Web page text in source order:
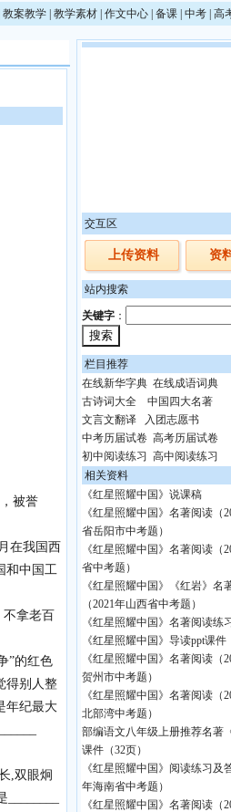
教案教学 教学素材 作文中心 备课 中考 高
被誉
在我国西
和中国工
不拿老百
”的红色
得别人整
年纪最大
,双眼炯
交互区
上传资料 资
站内搜索
关键字 ：
栏目推荐
在线新华字典 在线成语词典
古诗词大全
中国四大名著
文言文翻译
入团志愿书
中考历届试卷 高考历届试卷
初中阅读练习
高中阅读练习
相关资料
《红星照耀中国》说课稿
《红星照耀中国》名著阅读（
省岳阳市中考题）
《红星照耀中国》名著阅读（
省中考题）
《红星照耀中国》《红岩》名
（2021年山西省中考题）
《红星照耀中国》名著阅读练
《红星照耀中国》导读ppt课件
《红星照耀中国》名著阅读（
贺州市中考题）
《红星照耀中国》名著阅读（
北部湾中考题）
部编语文八年级上册推荐名著
课件（32页）
《红星照耀中国》阅读练习及
年海南省中考题）
《红星照耀中国》名著阅读（